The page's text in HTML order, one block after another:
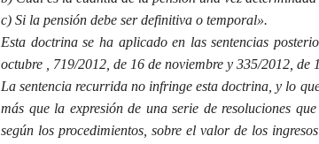
c) Si la pensión debe ser definitiva o temporal».
Esta doctrina se ha aplicado en las sentencias
octubre , 719/2012, de 16 de noviembre y 335/2012, de
La sentencia recurrida no infringe esta doctrina, y lo
más que la expresión de una serie de resoluciones
según los procedimientos, sobre el valor de los